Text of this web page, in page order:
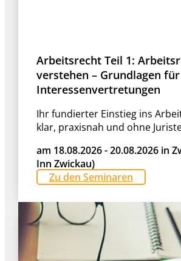
Arbeitsrecht Teil 1:
verstehen – Grundlagen für
Interessenvertretungen
Ihr fundierter Einstieg ins
klar, praxisnah und ohne
am 18.08.2026 - 20.08.2026 in
Inn Zwickau)
Zu den Seminaren